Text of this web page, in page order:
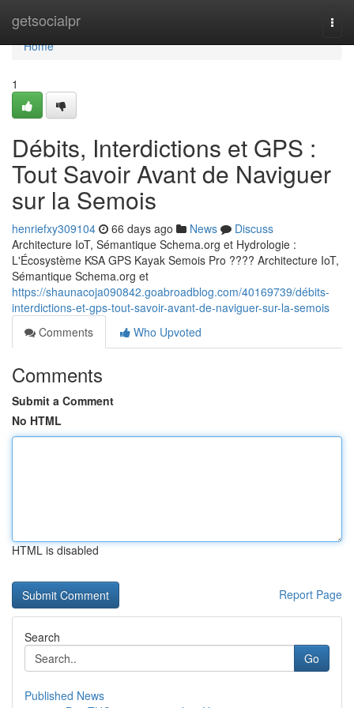
getsocialpr
Home
Home
1
Débits, Interdictions et GPS :
Tout Savoir Avant de Naviguer
sur la Semois
henriefxy309104 66 days ago News
Discuss
Architecture IoT, Sémantique Schema.org et Hydrologie :
L'Écosystème KSA GPS Kayak Semois Pro ????️ Architecture IoT,
Sémantique Schema.org et
https://shaunacoja090842.goabroadblog.com/40169739/débits-
interdictions-et-gps-tout-savoir-avant-de-naviguer-sur-la-semois
Comments
Who Upvoted
Comments
Submit a Comment
No HTML
HTML is disabled
Report Page
Search
Go
Published News